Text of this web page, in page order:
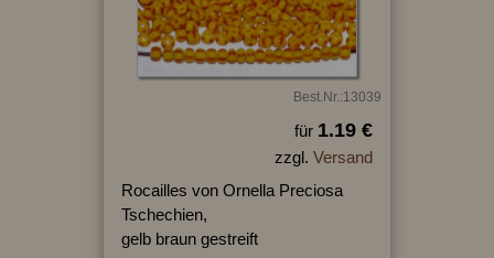
Best.Nr.:13039
für 1.19 €
zzgl. Versand
Rocailles von Ornella Preciosa
Tschechien,
gelb braun gestreift